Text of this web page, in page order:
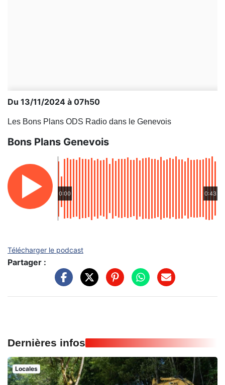
Du 13/11/2024 à 07h50
Les Bons Plans ODS Radio dans le Genevois
Bons Plans Genevois
0:00 0:43
Télécharger le podcast
Partager :
Dernières infos
Locales